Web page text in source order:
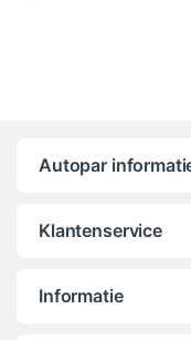
Autopar
Klantenservice
Informatie